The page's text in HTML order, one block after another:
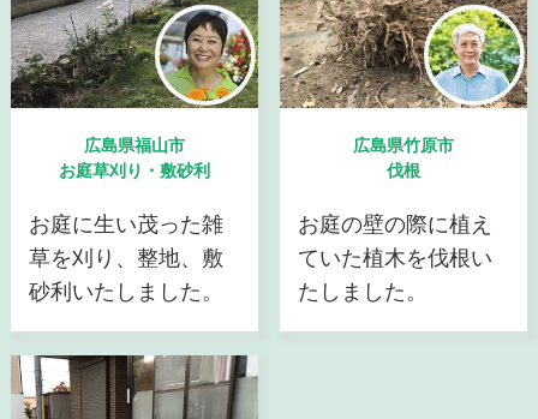
広島県福山市
お庭草刈り・敷砂利
お庭に生い茂った雑
草を刈り、整地、敷
砂利いたしました。
広島県竹原市
伐根
お庭の壁の際に植え
ていた植木を伐根い
たしました。